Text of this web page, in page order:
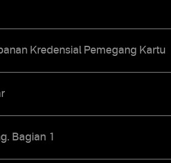
Kredensial Pemegang Kartu
Bagian 1